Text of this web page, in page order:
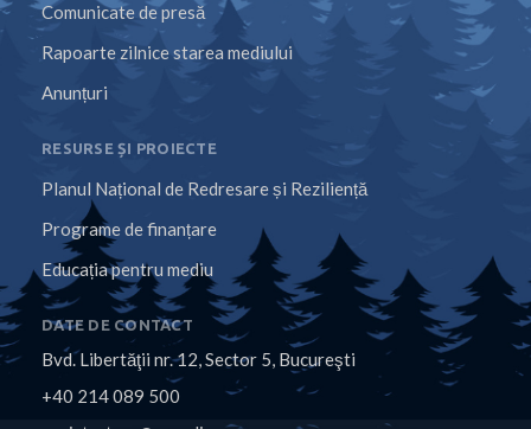
Comunicate de presă
Rapoarte zilnice starea mediului
Anunțuri
RESURSE ȘI PROIECTE
Planul Național de Redresare și Reziliență
Programe de finanțare
Educația pentru mediu
DATE DE CONTACT
Bvd. Libertăţii nr. 12, Sector 5, Bucureşti
+40 214 089 500